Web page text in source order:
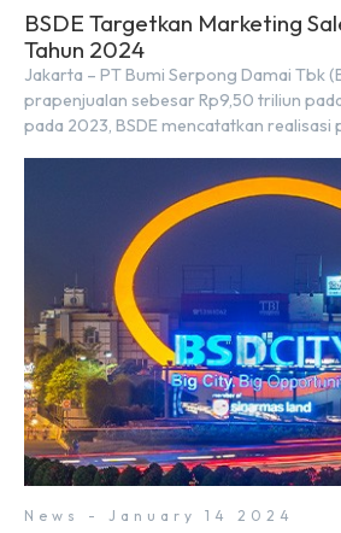
BSDE Targetkan Marketing
Tahun 2024
Jakarta – PT Bumi Serpong Damai Tbk
prapenjualan sebesar Rp9,50 triliun
pada 2023, BSDE mencatatkan realisasi
Rp8,80 triliun. Menurut Direktur BSDE
menghadapi 2024, kondisi ekonomi
dapat memengaruhi pertimbangan
membeli rumah maupun investasi di
News - January 14 2024